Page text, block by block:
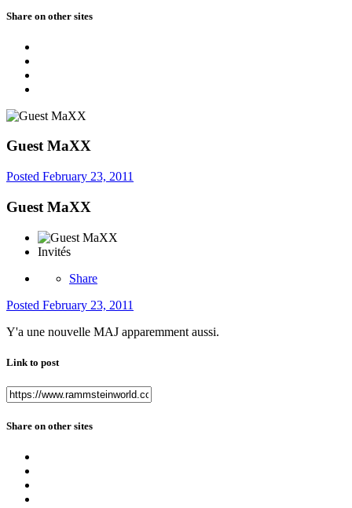
Share on other sites
Guest MaXX
Posted February 23, 2011
Guest MaXX
Invités
Share
Posted February 23, 2011
Y'a une nouvelle MAJ apparemment aussi.
Link to post
Share on other sites